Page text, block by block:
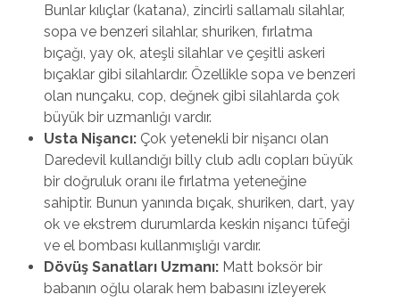
Bunlar kılıçlar (katana), zincirli sallamalı silahlar,
sopa ve benzeri silahlar, shuriken, fırlatma
bıçağı, yay ok, ateşli silahlar ve çeşitli askeri
bıçaklar gibi silahlardır. Özellikle sopa ve benzeri
olan nunçaku, cop, değnek gibi silahlarda çok
büyük bir uzmanlığı vardır.
Usta Nişancı: Çok yetenekli bir nişancı olan
Daredevil kullandığı billy club adlı copları büyük
bir doğruluk oranı ile fırlatma yeteneğine
sahiptir. Bunun yanında bıçak, shuriken, dart, yay
ok ve ekstrem durumlarda keskin nişancı tüfeği
ve el bombası kullanmışlığı vardır.
Dövüş Sanatları Uzmanı: Matt boksör bir
babanın oğlu olarak hem babasını izleyerek